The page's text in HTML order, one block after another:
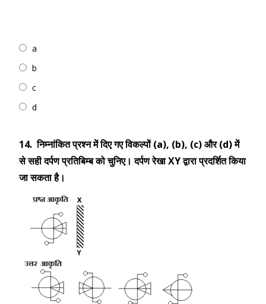
a
b
c
d
14. निम्नांकित प्रश्न में दिए गए विकल्पों (a), (b), (c) और (d) में
से सही दर्पण प्रतिबिम्ब को चुनिए। दर्पण रेखा XY द्वारा प्रदर्शित किया
जा सकता है।